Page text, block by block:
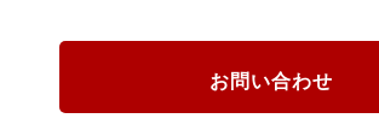
お問い合わせ